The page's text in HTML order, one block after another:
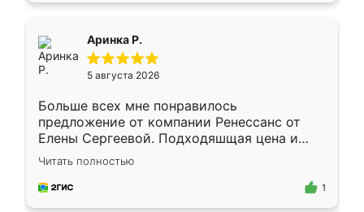
Аринка Р.
5 августа 2026
Больше всех мне понравилось
предложение от компании Ренессанс от
Елены Сергеевой. Подходяшщая цена и
короткие сроки изготовления. Приехавший
для замера сотрудник Владислав
предложил по моему эскизу самый
Читать полностью
1